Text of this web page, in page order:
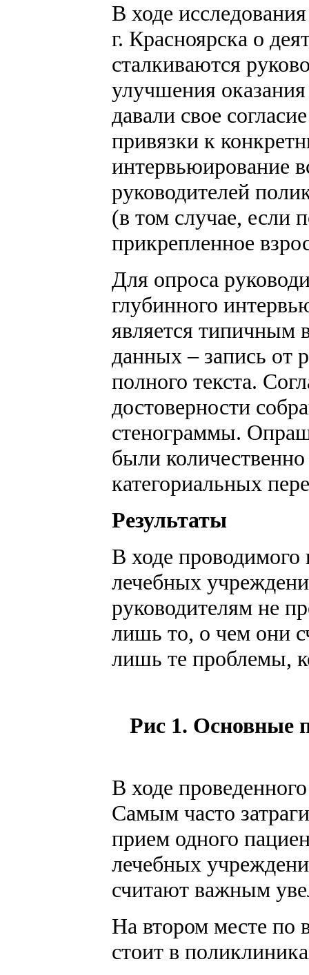
В ходе
г. Красноярска о
сталкиваются
улучшения
давали свое
привязки к
интервьюирование
руководителей
(в том случае, если
прикрепленное
Для опроса
глубинного
является типичным
данных – запись от
полного текста.
достоверности
стенограммы.
были
категориальных
Результаты
В ходе
лечебных
руководителям не
лишь то, о чем они
лишь те проблемы,
Рис 1. Основные
В ходе
Самым часто
прием одного
лечебных
считают важным
На втором месте по
стоит в